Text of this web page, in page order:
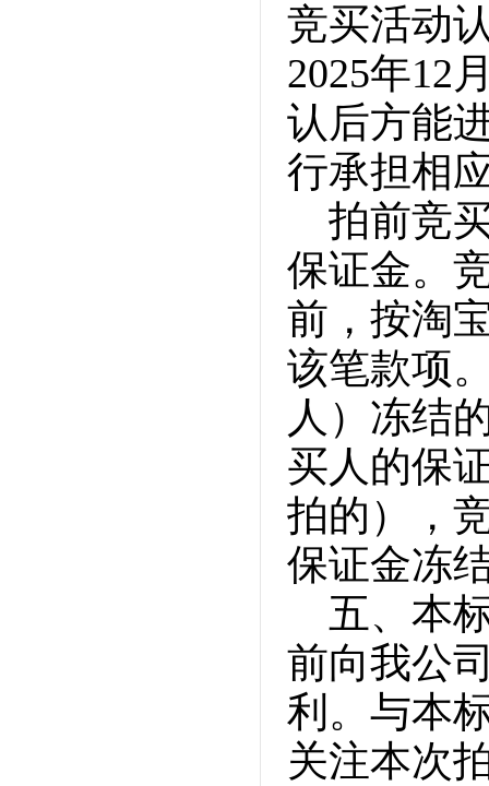
竞买活动
2025年12
认后方能
行承担相
拍前竞
保证金。
前，按淘
该笔款项
人）冻结
买人的保
拍的），
保证金冻
五、本
前向我公
利。与本
关注本次